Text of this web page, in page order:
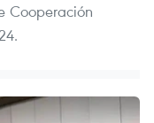
Cooperación